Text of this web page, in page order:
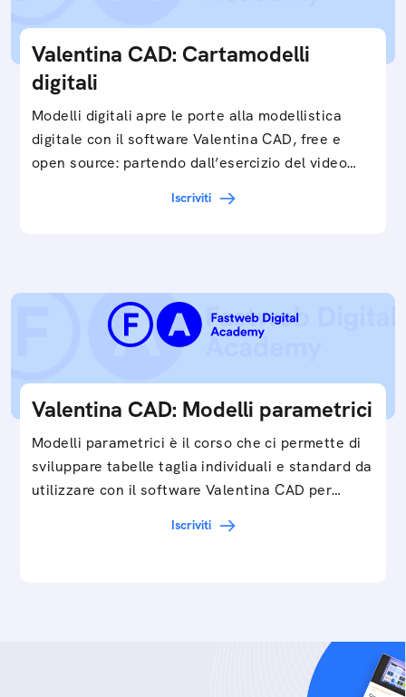
Valentina CAD: Cartamodelli
digitali
Modelli digitali apre le porte alla modellistica
digitale con il software Valentina CAD, free e
open source: partendo dall’esercizio del video…
Iscriviti
Valentina CAD: Modelli parametrici
Modelli parametrici è il corso che ci permette di
sviluppare tabelle taglia individuali e standard da
utilizzare con il software Valentina CAD per…
Iscriviti